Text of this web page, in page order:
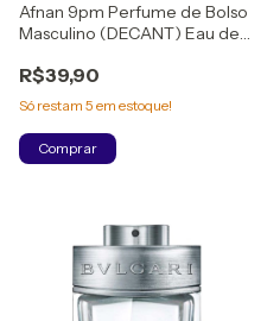
Afnan 9pm Perfume de Bolso
Masculino (DECANT) Eau de
R$39,90
Só restam 5 em estoque!
Comprar